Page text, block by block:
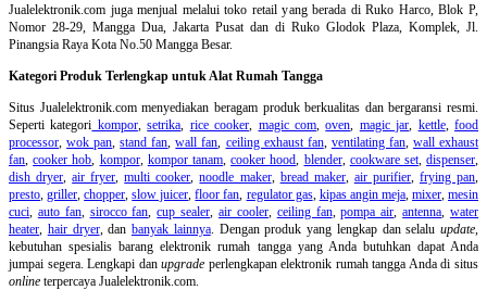
Jualelektronik.com juga menjual melalui toko retail yang berada di Ruko Harco, Blok P,
Nomor 28-29, Mangga Dua, Jakarta Pusat dan di Ruko Glodok Plaza, Komplek, Jl.
Pinangsia Raya Kota No.50 Mangga Besar.
Kategori Produk Terlengkap untuk Alat Rumah Tangga
Situs Jualelektronik.com menyediakan beragam produk berkualitas dan bergaransi resmi.
Seperti kategori kompor,setrika, rice cooker, magic com,oven, magic jar, kettle,food
processor,wok pan,stand fan,wall fan, ceiling exhaust fan, ventilating fan, wall exhaust
fan,cooker hob, kompor, kompor tanam,cooker hood, blender, cookware set,dispenser,
dish dryer,air fryer,multi cooker,noodle maker, bread maker, air purifier, frying pan,
presto,griller,chopper,slow juicer,floor fan, regulator gas, kipas angin meja, mixer,mesin
cuci, auto fan, sirocco fan,cup sealer,air cooler, ceiling fan,pompa air,antenna,water
heater, hair dryer, dan banyak lainnya. Dengan produk yang lengkap dan selalu update,
kebutuhan spesialis barang elektronik rumah tangga yang Anda butuhkan dapat Anda
jumpai segera. Lengkapi danupgrade perlengkapan elektronik rumah tangga Anda di situs
online terpercaya Jualelektronik.com.